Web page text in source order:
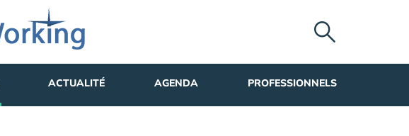
ACTUALITÉ AGENDA PROFESSIONNELS